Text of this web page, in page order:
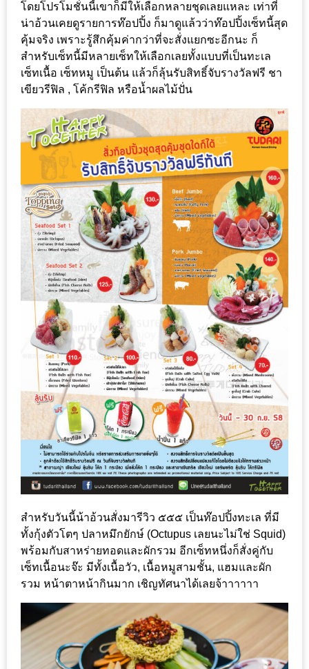
ต้อง
มา
ลอง
ถนน
คน
เดิน
วัน
อาทิตย์
ท่าแพ
เชียงใหม่
CART
CHECKOUT
DRAFT
–
บาร์บีคิว
สาว
เหนือ
กับ
สลัด
หนุ่ม
บ้านนา
เมนู
เด็ด
ANNA
FARM
ที่
เอาชนะ
กรรมการ
จาก
THE
โดยโปรโมชั่นนี้เขาก็มีให้เลือกหลายชุดเลยแหละ เท่าที่
น่าอ้วนเคยดูรายการท๊อปปิ้ง ก็มาดูแล้วว่าท๊อปปิ้งเซ็ทนี้สุด
คุ้มจริง เพราะรู้สึกคุ้มค่ากว่าที่จะสั่งแยกซะอีกนะ ก็
สำหรับเซ็ทนี้มีหลายเซ็ทให้เลือกเลยทั้งแบบที่เป็นทะเล
เซ็ทเนื้อ เซ็ทหมู เป็นต้น แล้วก็ลุ้นรับสิทธิ์จับรางวัลฟรี ชา
เขียวรีฟิล , โค้กรีฟิล หรือน้ำผลไม้ปั่น
สำหรับวันนี้น้าอ้วนสั่งมารีวิว ๕๕๕​ เป็นท๊อปปิ้งทะเล ที่มี
ทั้งกุ้งตัวโตๆ ปลาหมึกยักษ์ (Octupus เลยนะไม่ใช่ Squid)
พร้อมกับสาหร่ายทอดและผักรวม อีกเซ็ทหนึ่งก็สั่งคู่กับ
เซ็ทเนื้อนะจ๊ะ มีทั้งเนื้อวัว, เนื้อหมูสามชั้น, แฮมและผัก
รวม หน้าตาหน้ากินมาก เชิญทัศนาได้เลยจ้าาาาาา